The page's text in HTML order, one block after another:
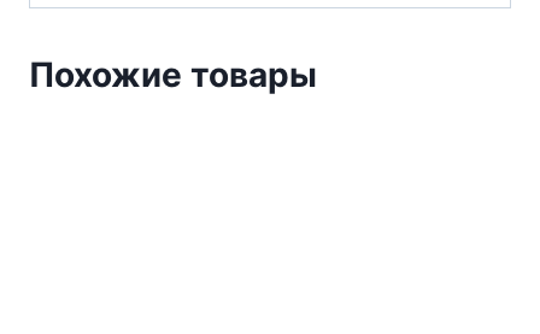
Похожие товары